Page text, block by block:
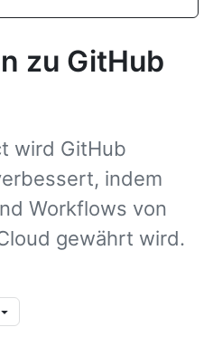
zu GitHub
wird GitHub
indem
Workflows von
gewährt wird.